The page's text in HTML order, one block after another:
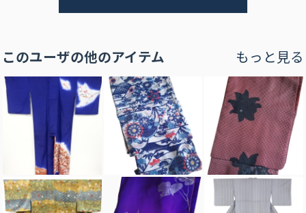
このユーザの他のアイテム もっと見る